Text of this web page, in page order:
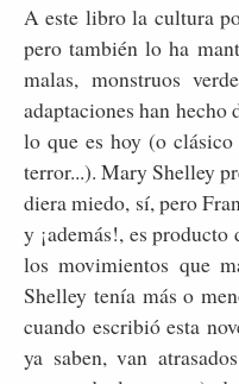
A este libro la cultura
pero también lo ha
malas, monstruos
adaptaciones han hecho
lo que es hoy (o
terror...). Mary Shelley
diera miedo, sí, pero
y ¡además!, es
los movimientos que
Shelley tenía más o
cuando escribió esta
ya saben, van